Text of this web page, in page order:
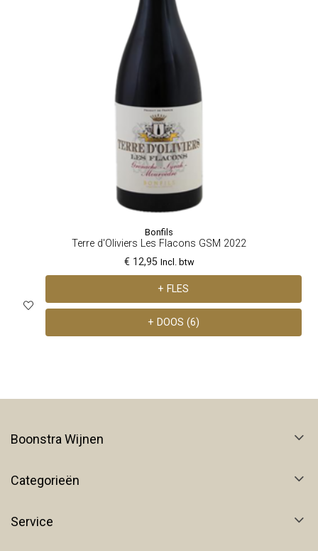
Bonfils
Terre d'Oliviers Les Flacons GSM 2022
€ 12,95 Incl. btw
+ FLES
+ DOOS (6)
Boonstra Wijnen
Categorieën
Service